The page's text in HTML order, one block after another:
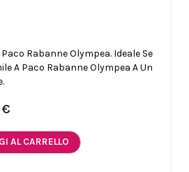
Rabanne Olympea. Ideale Se
A Paco Rabanne Olympea A Un
AL CARRELLO